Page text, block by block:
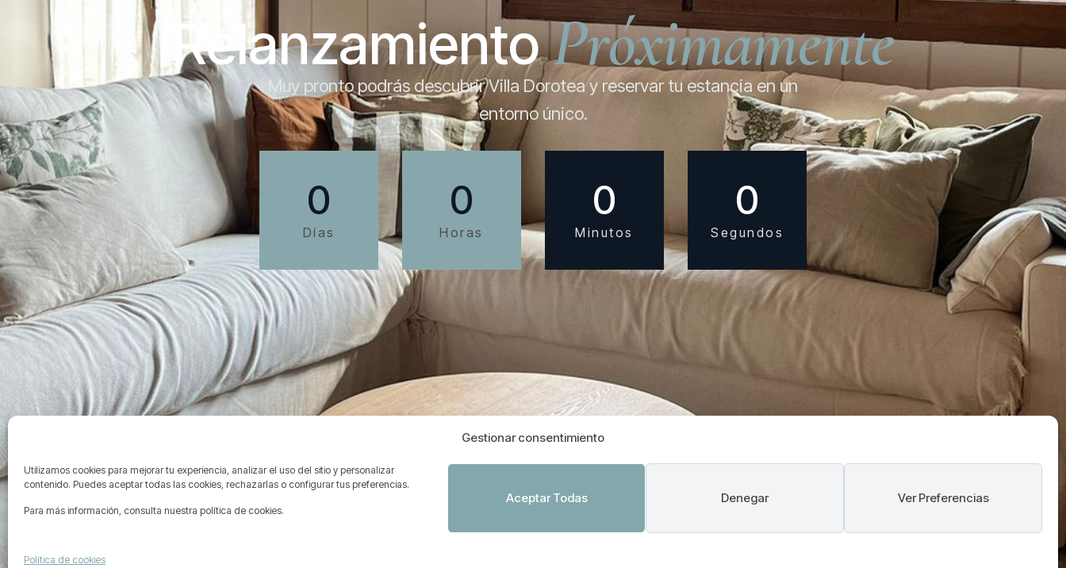
Gestionar consentimiento
Utilizamos cookies para mejorar tu experiencia, analizar el uso del sitio y personalizar
contenido. Puedes aceptar todas las cookies, rechazarlas o configurar tus preferencias.
Para más información, consulta nuestra política de cookies.
Aceptar Todas Denegar Ver Preferencias
Política de cookies
RelanzamientoPróximamente
Muy pronto podrás descubrir Villa Dorotea y reservar tu estancia en un
entorno único.
0
Días
0
Horas
0
Minutos
0
Segundos